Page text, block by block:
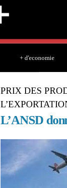
+ d'economie
PRIX DES
L’ANSD